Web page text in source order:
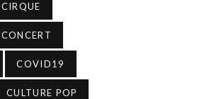
CIRQUE
CONCERT
COVID19
CULTURE POP